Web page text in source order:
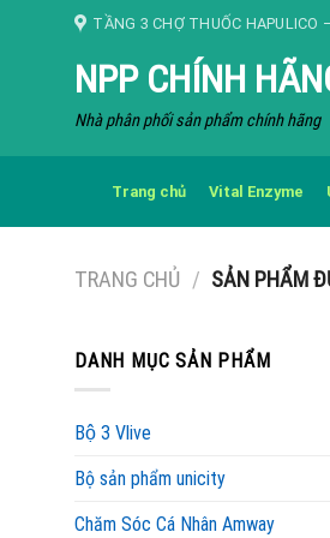
TẦNG 3 CHỢ THUỐC HAPULICO
NPP CHÍNH
Nhà phân phối sản phẩm chính hãng
Trang chủ Vital Enzyme
TRANG CHỦ / SẢN PHẨM
DANH MỤC SẢN PHẨM
Bộ 3 Vlive
Bộ sản phẩm unicity
Chăm Sóc Cá Nhân Amway